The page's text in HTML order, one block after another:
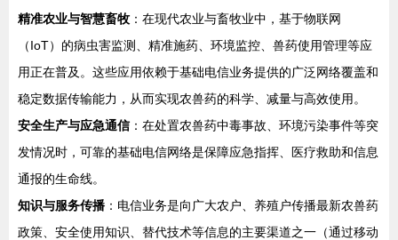
精准农业与智慧畜牧：在现代农业与畜牧业中，基于物联网
（IoT）的病虫害监测、精准施药、环境监控、兽药使用管理等应
用正在普及。这些应用依赖于基础电信业务提供的广泛网络覆盖和
稳定数据传输能力，从而实现农兽药的科学、减量与高效使用。
安全生产与应急通信：在处置农兽药中毒事故、环境污染事件等突
发情况时，可靠的基础电信网络是保障应急指挥、医疗救助和信息
通报的生命线。
知识与服务传播 ：电信业务是向广大农户、养殖户传播最新农兽药
政策、安全使用知识、替代技术等信息的主要渠道之一（通过移动